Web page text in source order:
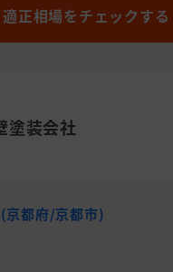
正相場をチェックする
塗装会社
京都府/京都市)